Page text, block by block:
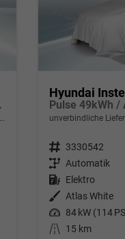
uvm.
Hyundai
unverbindliche
Fahrzeugnr. 3330542
Getriebe Automatik
Kraftstoff Elektro
Außenfarbe Atlas White
Leistung 84 kW (114
Kilometerstand
15 km